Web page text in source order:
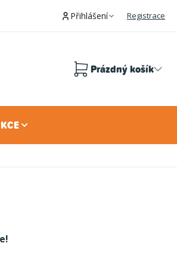
Přihlášení Registrace
Prázdný košík